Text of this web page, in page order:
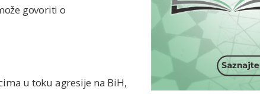
govoriti o
u toku agresije na BiH,